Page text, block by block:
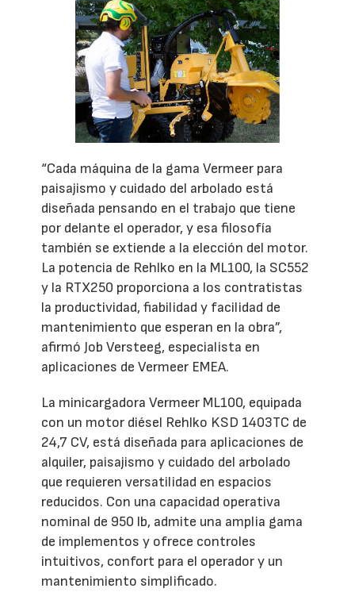
“Cada máquina de la gama Vermeer para
paisajismo y cuidado del arbolado está
diseñada pensando en el trabajo que tiene
por delante el operador, y esa filosofía
también se extiende a la elección del motor.
La potencia de Rehlko en la ML100, la SC552
y la RTX250 proporciona a los contratistas
la productividad, fiabilidad y facilidad de
mantenimiento que esperan en la obra”,
afirmó Job Versteeg, especialista en
aplicaciones de Vermeer EMEA.
La minicargadora Vermeer ML100, equipada
con un motor diésel Rehlko KSD 1403TC de
24,7 CV, está diseñada para aplicaciones de
alquiler, paisajismo y cuidado del arbolado
que requieren versatilidad en espacios
reducidos. Con una capacidad operativa
nominal de 950 lb, admite una amplia gama
de implementos y ofrece controles
intuitivos, confort para el operador y un
mantenimiento simplificado.